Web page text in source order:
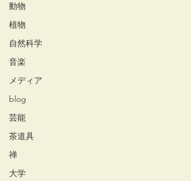
動物
植物
自然科学
音楽
メディア
blog
芸能
茶道具
禅
大学